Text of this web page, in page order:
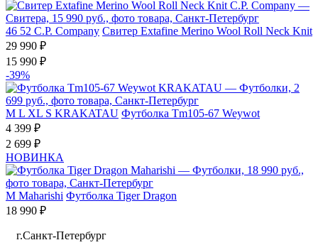
46 52 C.P. Company Свитер Extafine Merino Wool Roll Neck Knit
29 990 ₽
15 990 ₽
-39%
M L XL S KRAKATAU Футболка Tm105-67 Weywot
4 399 ₽
2 699 ₽
НОВИНКА
M Maharishi Футболка Tiger Dragon
18 990 ₽
г.Санкт-Петербург